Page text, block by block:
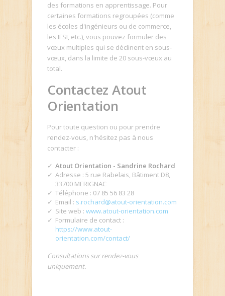
des formations en apprentissage. Pour
certaines formations regroupées (comme
les écoles d'ingénieurs ou de commerce,
les IFSI, etc.), vous pouvez formuler des
vœux multiples qui se déclinent en sous-
vœux, dans la limite de 20 sous-vœux au
total.
Contactez Atout
Orientation
Pour toute question ou pour prendre
rendez-vous, n'hésitez pas à nous
contacter :
Atout Orientation - Sandrine Rochard
Adresse : 5 rue Rabelais, Bâtiment D8,
33700 MERIGNAC
Téléphone : 07 85 56 83 28
Email : s.rochard@atout-orientation.com
Site web : www.atout-orientation.com
Formulaire de contact :
https://www.atout-
orientation.com/contact/
Consultations sur rendez-vous
uniquement.